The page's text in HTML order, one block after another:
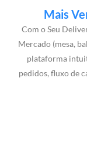
Mais
Com o Seu
Mercado (mesa,
plataforma
pedidos, fluxo de